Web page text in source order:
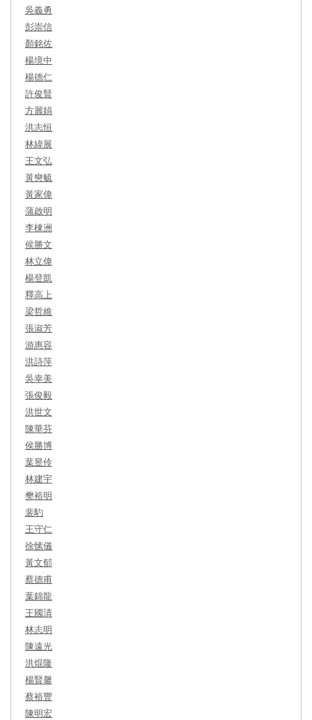
吳義勇
彭崇信
顏銘佐
楊境中
楊德仁
許俊賢
方麗娟
洪志恒
林緯展
王文弘
黃奭毓
黃家偉
蒲啟明
李棟洲
侯勝文
林立偉
楊登凱
釋高上
梁哲維
張淑芳
游惠容
洪詩萍
吳幸美
張俊毅
洪世文
陳華芬
侯勝博
葉昱伶
林建宇
樊裕明
裴馰
王守仁
徐愫儀
黃文郁
蔡德甫
葉錦龍
王國清
林志明
陳遠光
洪焜隆
楊賢馨
蔡裕豐
陳明宏